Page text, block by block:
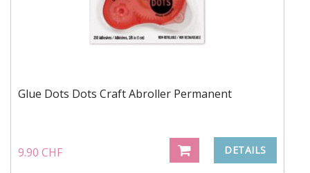
Glue Dots Dots Craft Abroller Permanent
9.90 CHF DETAILS